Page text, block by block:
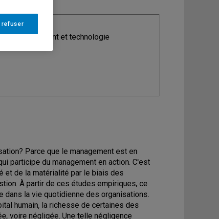
: Management et technologie
Parce que le management est en
participe du management en action. C'est
et de la matérialité par le biais des
À partir de ces études empiriques, ce
dans la vie quotidienne des organisations.
humain, la richesse de certaines des
voire négligée. Une telle négligence
refuser